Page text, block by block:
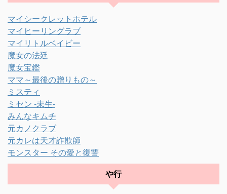
マイシークレットホテル
マイヒーリングラブ
マイリトルベイビー
魔女の法廷
魔女宝鑑
ママ～最後の贈りもの～
ミスティ
ミセン -未生-
みんなキムチ
元カノクラブ
元カレは天才詐欺師
モンスター その愛と復讐
や行